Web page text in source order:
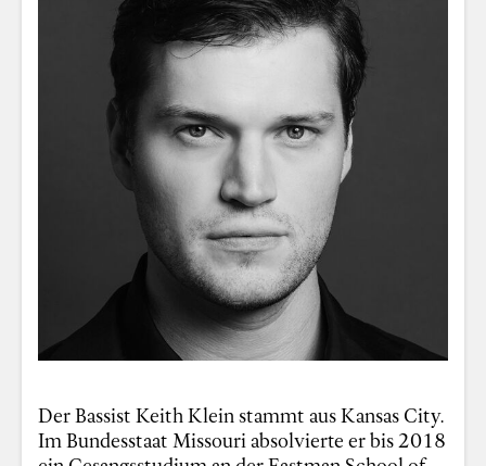
Der Bassist Keith Klein stammt aus Kansas City.
Im Bundesstaat Missouri absolvierte er bis 2018